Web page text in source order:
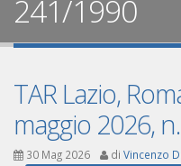
241/1990
TAR Lazio,
maggio 2026,
30 Mag 2026 di Vincenzo